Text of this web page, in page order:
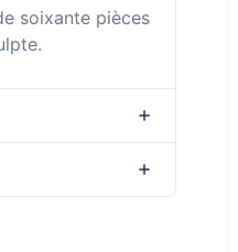
soixante pièces